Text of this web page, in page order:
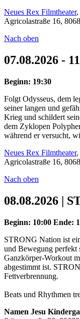
Neues Rex Filmtheater,
Agricolastraße 16,
Nach oben
07.08.2026 -
Beginn: 19:30
Folgt Odysseus, dem
seiner langen und
Krieg und schildert
dem Zyklopen
während er versucht,
Neues Rex Filmtheater,
Agricolastraße 16,
Nach oben
08.08.2026 |
Beginn: 10:00 Ende:
STRONG Nation ist
und Bewegung perfekt
Ganzkörper-Workout
abgestimmt ist.
Fettverbrennung.
Beats und Rhythmen
Namen Jesu